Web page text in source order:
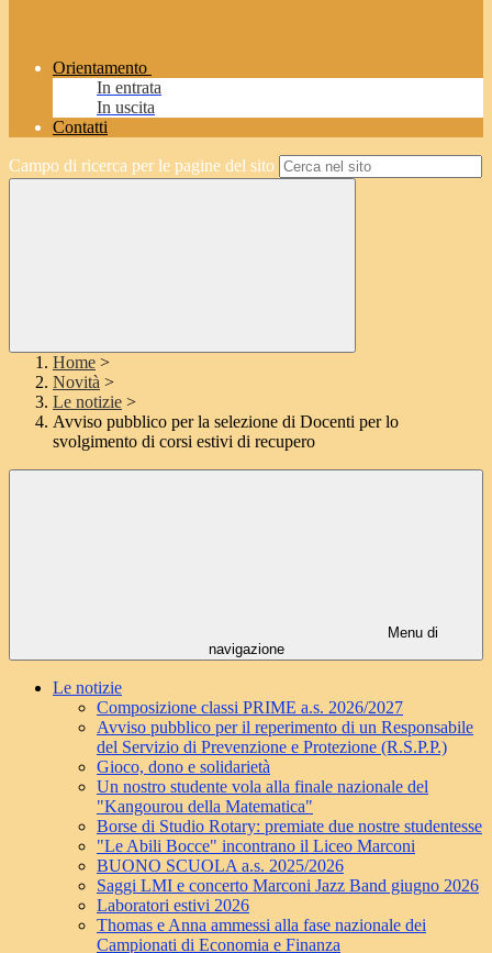
Orientamento
In entrata
In uscita
Contatti
Campo di ricerca per le pagine del sito
Home >
Novità >
Le notizie >
Avviso pubblico per la selezione di Docenti per lo
svolgimento di corsi estivi di recupero
Menu di
navigazione
Le notizie
Composizione classi PRIME a.s. 2026/2027
Avviso pubblico per il reperimento di un Responsabile
del Servizio di Prevenzione e Protezione (R.S.P.P.)
Gioco, dono e solidarietà
Un nostro studente vola alla finale nazionale del
"Kangourou della Matematica"
Borse di Studio Rotary: premiate due nostre studentesse
"Le Abili Bocce" incontrano il Liceo Marconi
BUONO SCUOLA a.s. 2025/2026
Saggi LMI e concerto Marconi Jazz Band giugno 2026
Laboratori estivi 2026
Thomas e Anna ammessi alla fase nazionale dei
Campionati di Economia e Finanza